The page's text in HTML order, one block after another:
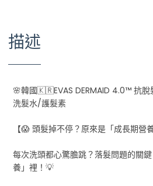
描述
🌸韓國🇰🇷EVAS DERMAID 4.0™ 抗脫
洗髮水/護髮素
【😱 頭髮掉不停？原來是「成長期營
每次洗頭都心驚膽跳？落髮問題的關
養」裡！💡